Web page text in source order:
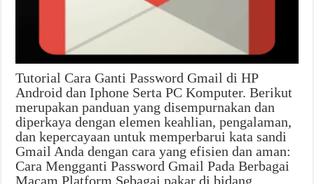
Tutorial Cara Ganti Password Gmail di HP
Android dan Iphone Serta PC Komputer. Berikut
merupakan panduan yang disempurnakan dan
diperkaya dengan elemen keahlian, pengalaman,
dan kepercayaan untuk memperbarui kata sandi
Gmail Anda dengan cara yang efisien dan aman:
Cara Mengganti Password Gmail Pada Berbagai
Macam Platform Sebagai pakar di bidang …